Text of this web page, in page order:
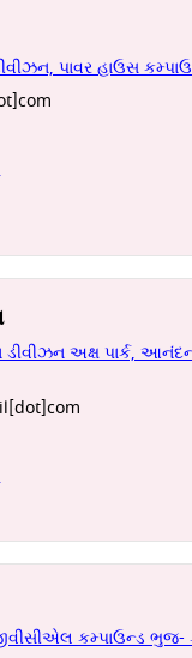
પાવર હાઉસ
અક્ષ પાર્ક,
કમ્પાઉન્ડ